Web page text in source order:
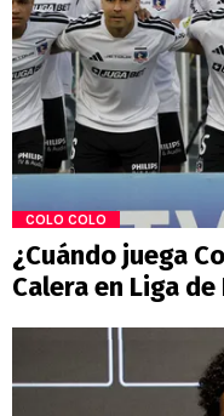
COLO COLO
¿Cuándo juega
Calera en Liga